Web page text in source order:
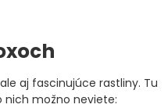
aj fascinujúce rastliny. Tu
nich možno neviete: